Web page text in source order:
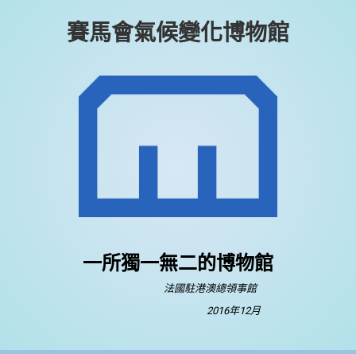
賽馬會氣候變化博物館
一所獨一無二的博物館
法國駐港澳總領事館
2016年12月